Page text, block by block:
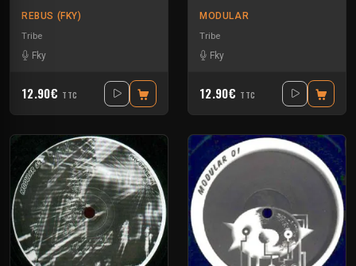
REBUS (FKY)
Tribe
Fky
12.90€ TTC
MODULAR
Tribe
Fky
12.90€ TTC